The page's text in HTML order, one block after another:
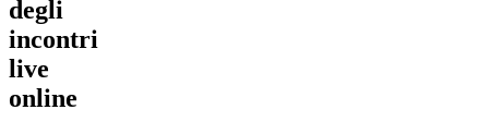
degli
incontri
live
online